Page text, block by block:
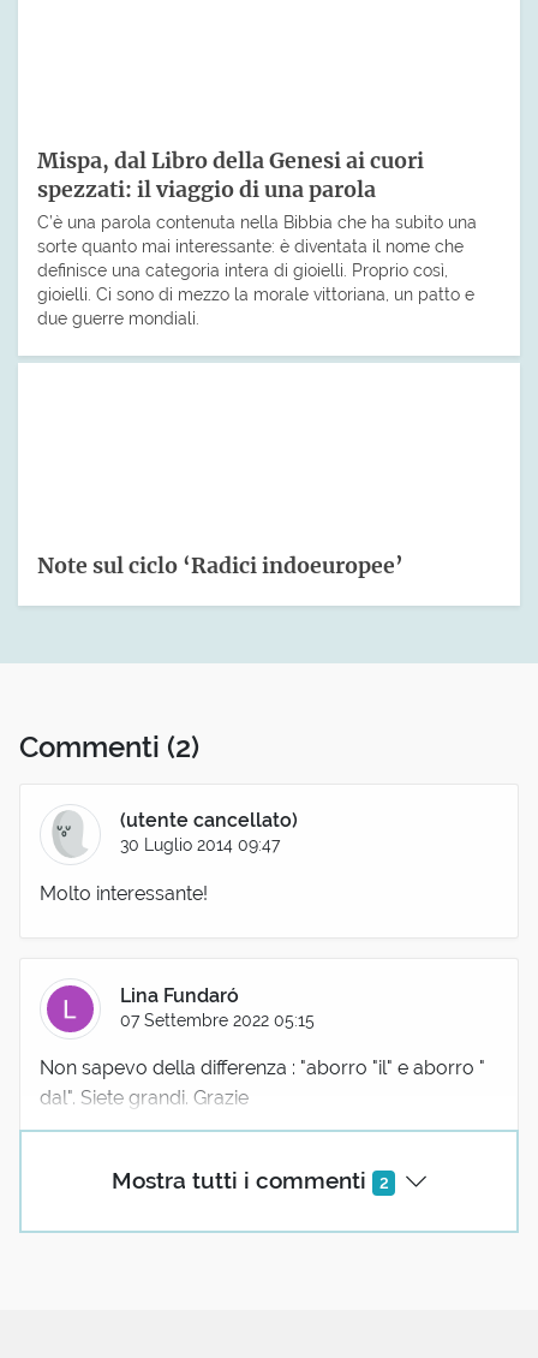
Mispa, dal Libro della Genesi ai cuori
spezzati: il viaggio di una parola
C’è una parola contenuta nella Bibbia che ha subito una
sorte quanto mai interessante: è diventata il nome che
definisce una categoria intera di gioielli. Proprio così,
gioielli. Ci sono di mezzo la morale vittoriana, un patto e
due guerre mondiali.
Note sul ciclo ‘Radici indoeuropee’
Commenti (2)
Mostra tutti i commenti 2
(utente cancellato)
30 Luglio 2014 09:47
Molto interessante!
Lina Fundaró
07 Settembre 2022 05:15
Non sapevo della differenza : "aborro "il" e aborro "
dal". Siete grandi. Grazie